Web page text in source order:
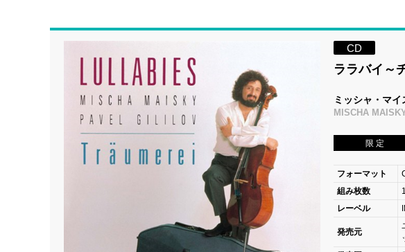
CD
ララバイ～
ミッシャ・マイ
MISCHA
限 定
フォーマット
組み枚数
1
レーベル
発売元